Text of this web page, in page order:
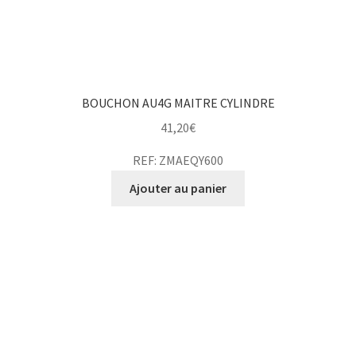
BOUCHON AU4G MAITRE CYLINDRE
41,20€
REF: ZMAEQY600
Ajouter au panier